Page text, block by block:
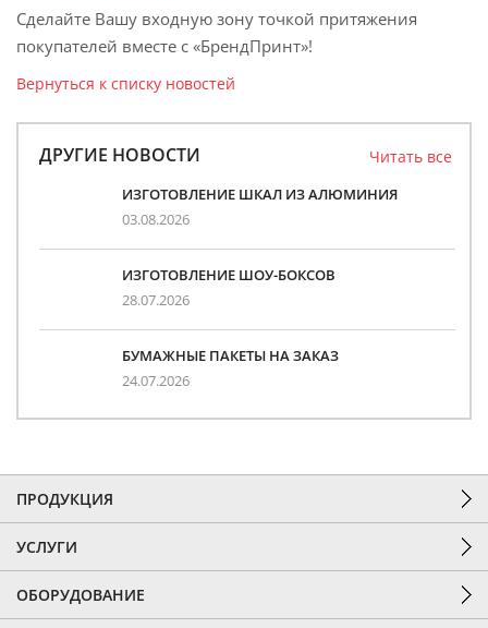
Сделайте Вашу входную зону точкой притяжения
покупателей вместе с «БрендПринт»!
Вернуться к списку новостей
ДРУГИЕ НОВОСТИ Читать все
ИЗГОТОВЛЕНИЕ ШКАЛ ИЗ АЛЮМИНИЯ
03.08.2026
ИЗГОТОВЛЕНИЕ ШОУ-БОКСОВ
28.07.2026
БУМАЖНЫЕ ПАКЕТЫ НА ЗАКАЗ
24.07.2026
ПРОДУКЦИЯ
УСЛУГИ
ОБОРУДОВАНИЕ